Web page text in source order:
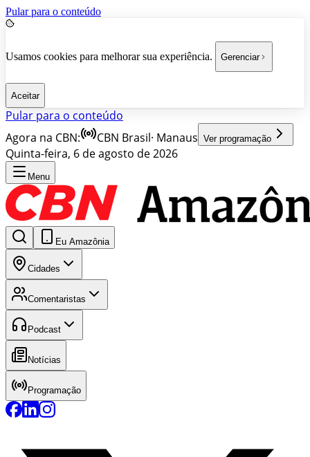
Pular para o conteúdo
Usamos cookies para melhorar sua experiência. Gerenciar
Aceitar
Pular para o conteúdo
Agora na CBN:
CBN Brasil· Manaus Ver programação
Quinta-feira, 6 de agosto de 2026
Menu
Eu Amazônia
Cidades
Comentaristas
Podcast
Notícias
Programação